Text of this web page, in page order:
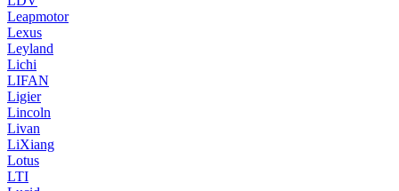
Leapmotor
Lexus
Leyland
Lichi
LIFAN
Ligier
Lincoln
Livan
LiXiang
Lotus
LTI